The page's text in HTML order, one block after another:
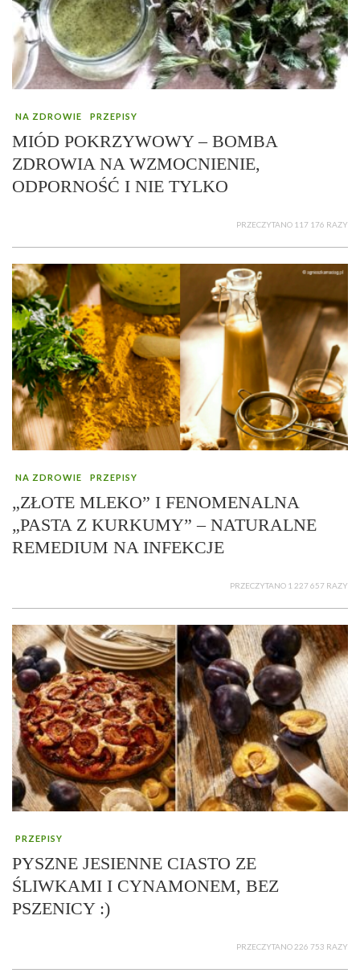
NA ZDROWIE PRZEPISY
MIÓD POKRZYWOWY – BOMBA
ZDROWIA NA WZMOCNIENIE,
ODPORNOŚĆ I NIE TYLKO
PRZECZYTANO 117 176 RAZY
NA ZDROWIE PRZEPISY
„ZŁOTE MLEKO” I FENOMENALNA
„PASTA Z KURKUMY” – NATURALNE
REMEDIUM NA INFEKCJE
PRZECZYTANO 1 227 657 RAZY
PRZEPISY
PYSZNE JESIENNE CIASTO ZE
ŚLIWKAMI I CYNAMONEM, BEZ
PSZENICY :)
PRZECZYTANO 226 753 RAZY